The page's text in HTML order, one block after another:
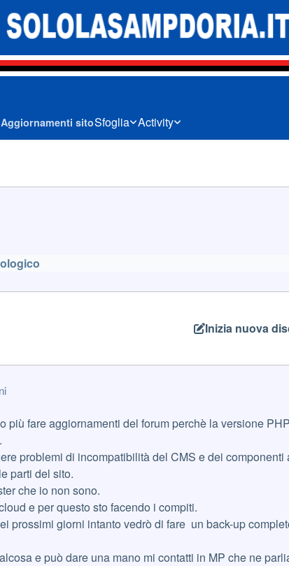
Aggiornamenti sitoSfoglia Activity
Inizia nuova
più fare aggiornamenti del forum perchè la versione
problemi di incompatibilità del CMS e dei
parti del sito.
che io non sono.
e per questo sto facendo i compiti.
prossimi giorni intanto vedrò di fare un back-up
e può dare una mano mi contatti in MP che ne